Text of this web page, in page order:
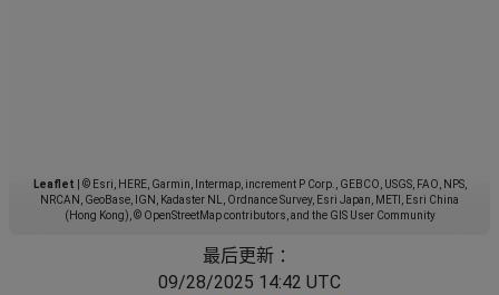
Leaflet
© Esri, HERE, Garmin, Intermap, increment P Corp., GEBCO, USGS, FAO, NPS,
NRCAN, GeoBase, IGN, Kadaster NL, Ordnance Survey, Esri Japan, METI, Esri China
(Hong Kong), © OpenStreetMap contributors, and the GIS User Community
最后更新 ：
09/28/2025 14:42 UTC